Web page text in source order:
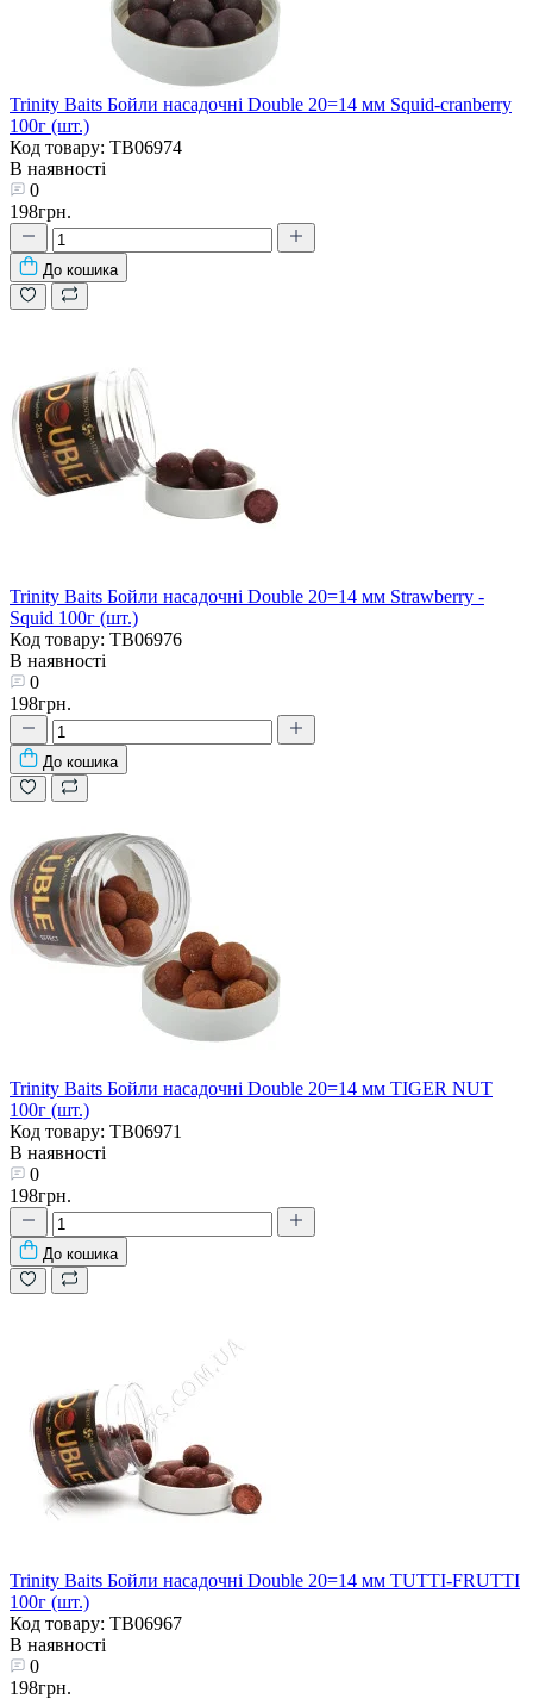
Trinity Baits Бойли насадочні Double 20=14 мм Squid-cranberry
100г (шт.)
Код товару: TB06974
В наявності
0
198грн.
До кошика
Trinity Baits Бойли насадочні Double 20=14 мм Strawberry -
Squid 100г (шт.)
Код товару: TB06976
В наявності
0
198грн.
До кошика
Trinity Baits Бойли насадочні Double 20=14 мм TIGER NUT
100г (шт.)
Код товару: TB06971
В наявності
0
198грн.
До кошика
Trinity Baits Бойли насадочні Double 20=14 мм TUTTI-FRUTTI
100г (шт.)
Код товару: TB06967
В наявності
0
198грн.